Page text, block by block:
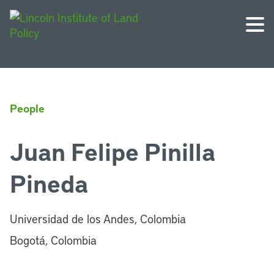
People
Juan Felipe Pinilla
Pineda
Universidad de los Andes, Colombia
Bogotá, Colombia